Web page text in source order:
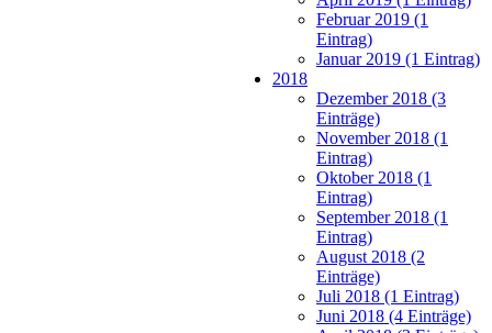
Februar 2019 (1
Eintrag)
Januar 2019 (1 Eintrag)
2018
Dezember 2018 (3
Einträge)
November 2018 (1
Eintrag)
Oktober 2018 (1
Eintrag)
September 2018 (1
Eintrag)
August 2018 (2
Einträge)
Juli 2018 (1 Eintrag)
Juni 2018 (4 Einträge)